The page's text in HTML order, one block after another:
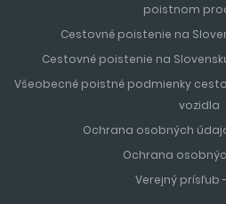
poistnom
Cestovné poistenie na
Cestovné poistenie na
Všeobecné poistné podmienky
vozidla
Ochrana osobných
Ochrana
Verejný prísľub